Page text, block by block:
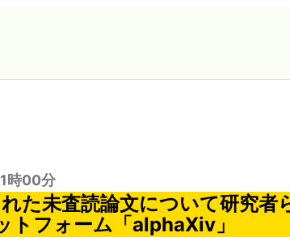
時00分
た未査読論文について研究者
トフォーム「alphaXiv」